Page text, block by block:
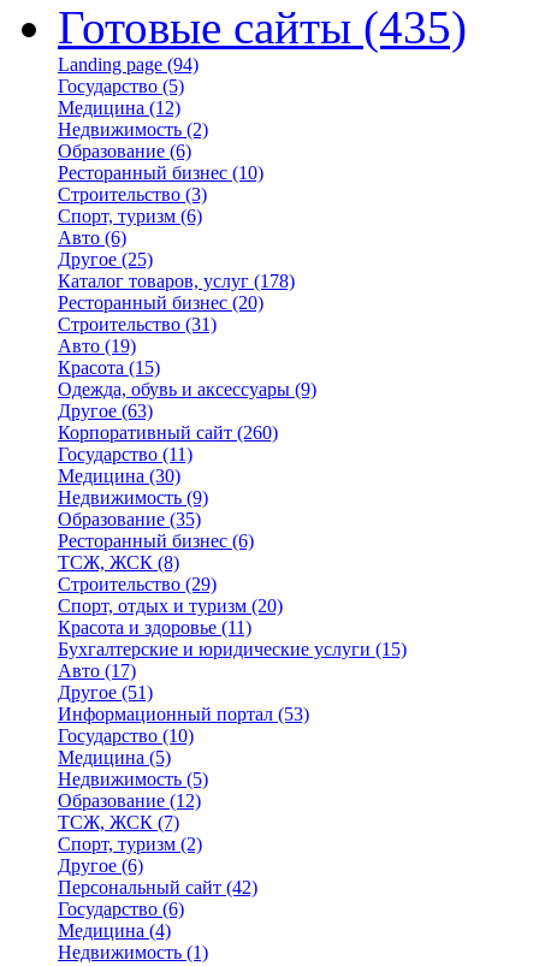
Готовые сайты (435)
Landing page (94)
Государство (5)
Медицина (12)
Недвижимость (2)
Образование (6)
Ресторанный бизнес (10)
Строительство (3)
Спорт, туризм (6)
Авто (6)
Другое (25)
Каталог товаров, услуг (178)
Ресторанный бизнес (20)
Строительство (31)
Авто (19)
Красота (15)
Одежда, обувь и аксессуары (9)
Другое (63)
Корпоративный сайт (260)
Государство (11)
Медицина (30)
Недвижимость (9)
Образование (35)
Ресторанный бизнес (6)
ТСЖ, ЖСК (8)
Строительство (29)
Спорт, отдых и туризм (20)
Красота и здоровье (11)
Бухгалтерские и юридические услуги (15)
Авто (17)
Другое (51)
Информационный портал (53)
Государство (10)
Медицина (5)
Недвижимость (5)
Образование (12)
ТСЖ, ЖСК (7)
Спорт, туризм (2)
Другое (6)
Персональный сайт (42)
Государство (6)
Медицина (4)
Недвижимость (1)